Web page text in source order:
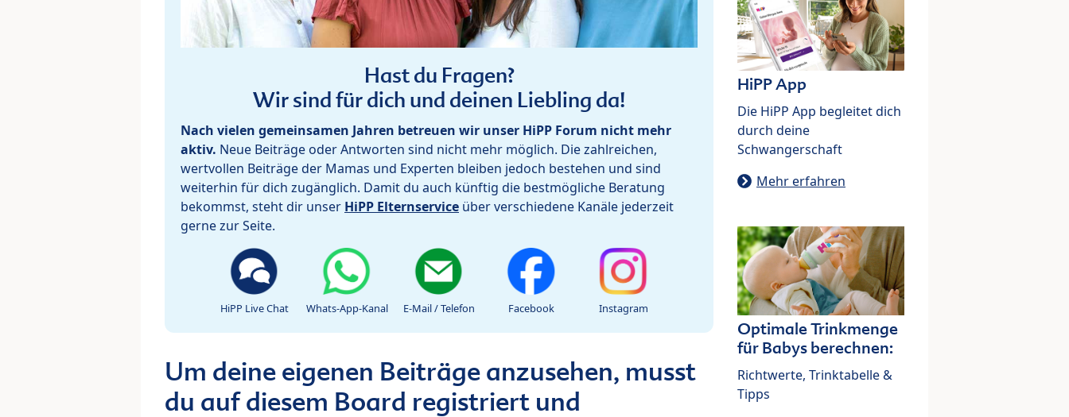
Hast du Fragen?
Wir sind für dich und deinen Liebling da!
Nach vielen gemeinsamen Jahren betreuen wir unser HiPP Forum nicht mehr
aktiv. Neue Beiträge oder Antworten sind nicht mehr möglich. Die zahlreichen,
wertvollen Beiträge der Mamas und Experten bleiben jedoch bestehen und sind
weiterhin für dich zugänglich. Damit du auch künftig die bestmögliche Beratung
bekommst, steht dir unser HiPP Elternservice über verschiedene Kanäle jederzeit
gerne zur Seite.
HiPP Live Chat Whats-App-Kanal E-Mail / Telefon Facebook Instagram
Um deine eigenen Beiträge anzusehen, musst
du auf diesem Board registriert und
HiPP App
Die HiPP App begleitet dich
durch deine
Schwangerschaft
Mehr erfahren
Optimale Trinkmenge
für Babys berechnen:
Richtwerte, Trinktabelle &
Tipps